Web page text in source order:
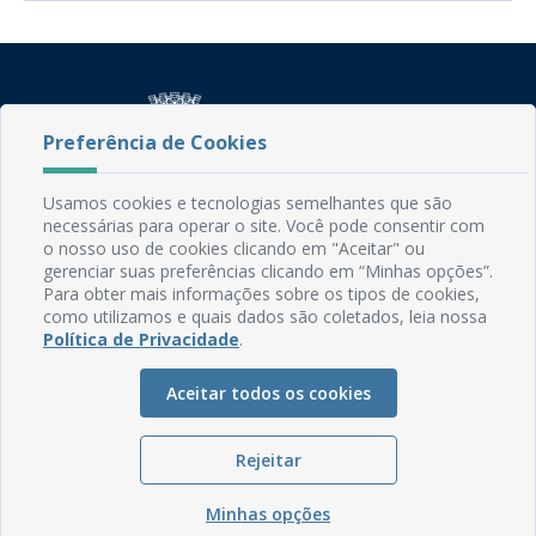
Rua do Imperador, 78, Centro
CEP: 58.280-000 - Mamanguape/PB
Fone: (83) 3292-2246
Email: comunicacao@mamanguape.pb.gov.br
Expediente: Segunda à Sexta, das 08h às 13h
Mapa do Site
Glossário
Ouvidoria
Preferência de Cookies
Usamos cookies e tecnologias semelhantes que são
necessárias para operar o site. Você pode consentir com
o nosso uso de cookies clicando em "Aceitar" ou
gerenciar suas preferências clicando em “Minhas opções”.
Para obter mais informações sobre os tipos de cookies,
como utilizamos e quais dados são coletados, leia nossa
Política de Privacidade.
Aceitar todos os cookies
Rejeitar
Minhas opções